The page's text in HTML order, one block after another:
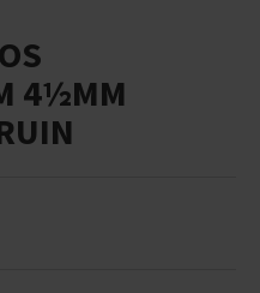
4½MM